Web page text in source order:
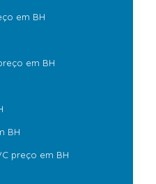
em BH
em BH
BH
preço em BH